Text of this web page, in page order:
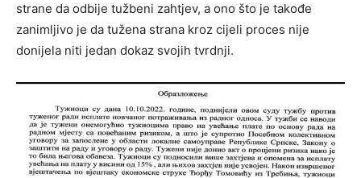
strane da odbije tužbeni zahtjev, a ono što je takođe
zanimljivo je da tužena strana kroz cijeli proces nije
donijela niti jedan dokaz svojih tvrdnji.